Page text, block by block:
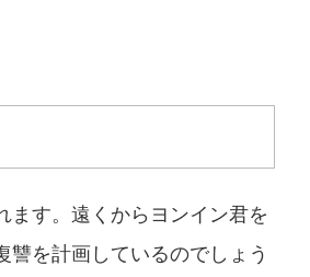
ます。遠くからヨンイン君を
讐を計画しているのでしょう